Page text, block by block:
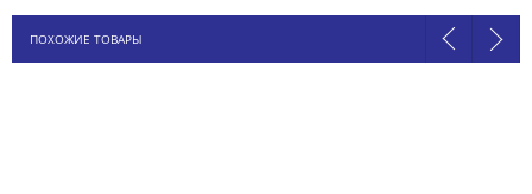
ПОХОЖИЕ ТОВАРЫ